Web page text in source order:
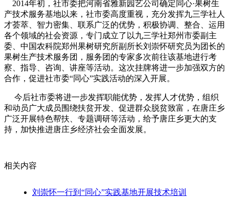
2014年初，社市委把河南省雅新园艺公司确定同心·果树生
产技术服务基地以来，社市委高度重视，充分发挥九三学社人
才荟萃、智力密集、联系广泛的优势，积极协调、整合、运用
各个领域的社会资源，专门成立了以九三学社郑州市委副主
委、中国农科院郑州果树研究所副所长刘崇怀研究员为团长的
果树生产技术服务团，服务团的专家多次前往该基地进行考
察、指导、咨询、讲座等活动。这次挂牌将进一步加强双方的
合作，促进社市委“同心”实践活动的深入开展。
今后社市委将进一步发挥职能优势，发挥人才优势，组织
和动员广大成员围绕扶贫开发、促进群众脱贫致富，在唐庄乡
广泛开展特色帮扶、专题调研等活动，给予唐庄乡更大的支
持，加快推进唐庄乡经济社会全面发展。
相关内容
刘崇怀一行到“同心”实践基地开展技术培训